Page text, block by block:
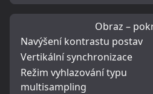
Obraz –
Navýšení kontrastu postav
Vertikální synchronizace
Režim vyhlazování typu
multisampling